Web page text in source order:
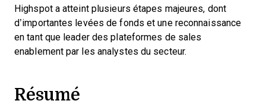
Highspot a atteint plusieurs étapes majeures, dont
d’importantes levées de fonds et une reconnaissance
en tant que leader des plateformes de sales
enablement par les analystes du secteur.
Résumé